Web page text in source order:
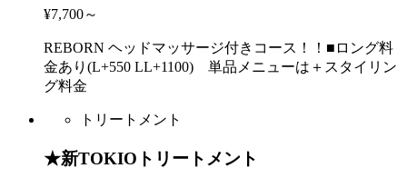
¥7,700～
REBORN ヘッドマッサージ付きコース！！■ロング料
金あり(L+550 LL+1100) 単品メニューは＋スタイリン
グ料金
トリートメント
★新TOKIOトリートメント